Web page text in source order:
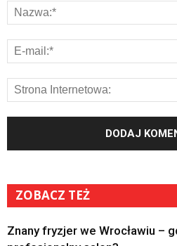
ZOBACZ TEŻ
Znany fryzjer we Wrocławiu –